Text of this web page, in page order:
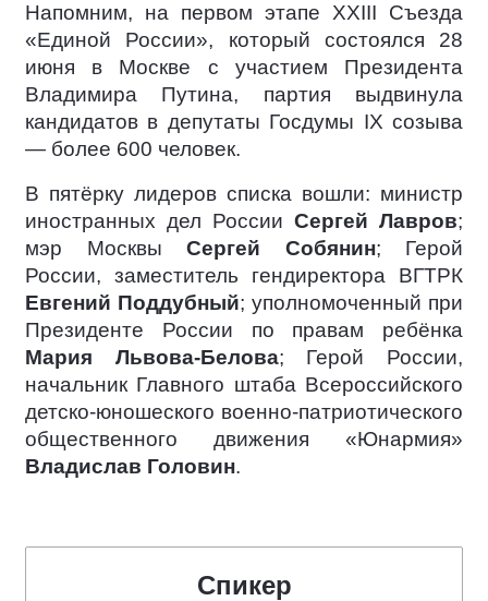
Напомним, на первом этапе XXIII Съезда
«Единой России», который состоялся 28
июня в Москве с участием Президента
Владимира Путина, партия выдвинула
кандидатов в депутаты Госдумы IX созыва
— более 600 человек.
В пятёрку лидеров списка вошли: министр
иностранных дел России Сергей Лавров;
мэр Москвы Сергей Собянин; Герой
России, заместитель гендиректора ВГТРК
Евгений Поддубный; уполномоченный при
Президенте России по правам ребёнка
Мария Львова-Белова; Герой России,
начальник Главного штаба Всероссийского
детско-юношеского военно-патриотического
общественного движения «Юнармия»
Владислав Головин.
Спикер